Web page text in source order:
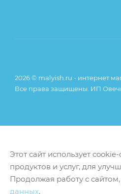
2026 © malyish.ru - интернет
Все права защищены. ИП
Этот сайт использует
продуктов и услуг, для
Продолжая работу с
данных.